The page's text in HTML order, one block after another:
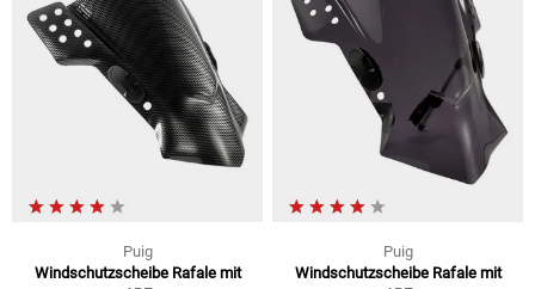
Puig
Windschutzscheibe Rafale mit
Puig
Windschutzscheibe Rafale mit